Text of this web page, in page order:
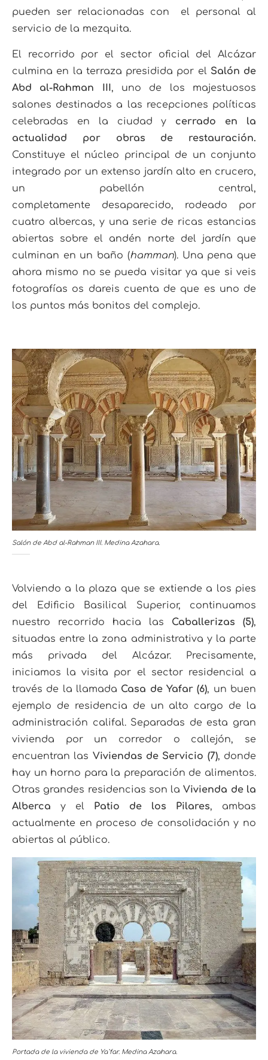
pueden ser relacionadas con el personal al
servicio de la mezquita.
El recorrido por el sector oficial del Alcázar
culmina en la terraza presidida por el Salón de
Abd al-Rahman III, uno de los majestuosos
salones destinados a las recepciones políticas
celebradas en la ciudad y cerrado en la
actualidad por obras de restauración.
Constituye el núcleo principal de un conjunto
integrado por un extenso jardín alto en crucero,
un pabellón central,
completamente desaparecido, rodeado por
cuatro albercas, y una serie de ricas estancias
abiertas sobre el andén norte del jardín que
culminan en un baño (hamman). Una pena que
ahora mismo no se pueda visitar ya que si veis
fotografías os dareis cuenta de que es uno de
los puntos más bonitos del complejo.
Salón de Abd al-Rahman III. Medina Azahara.
Volviendo a la plaza que se extiende a los pies
del Edificio Basilical Superior, continuamos
nuestro recorrido hacia las Caballerizas (5),
situadas entre la zona administrativa y la parte
más privada del Alcázar. Precisamente,
iniciamos la visita por el sector residencial a
través de la llamada Casa de Yafar (6), un buen
ejemplo de residencia de un alto cargo de la
administración califal. Separadas de esta gran
vivienda por un corredor o callejón, se
encuentran las Viviendas de Servicio (7), donde
hay un horno para la preparación de alimentos.
Otras grandes residencias son laVivienda de la
Alberca y el Patio de los Pilares, ambas
actualmente en proceso de consolidación y no
abiertas al público.
Portada de la vivienda de Ya`far. Medina Azahara.